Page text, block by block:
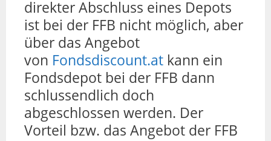
direkter Abschluss eines Depots
ist bei der FFB nicht möglich, aber
über das Angebot
von Fondsdiscount.at kann ein
Fondsdepot bei der FFB dann
schlussendlich doch
abgeschlossen werden. Der
Vorteil bzw. das Angebot der FFB